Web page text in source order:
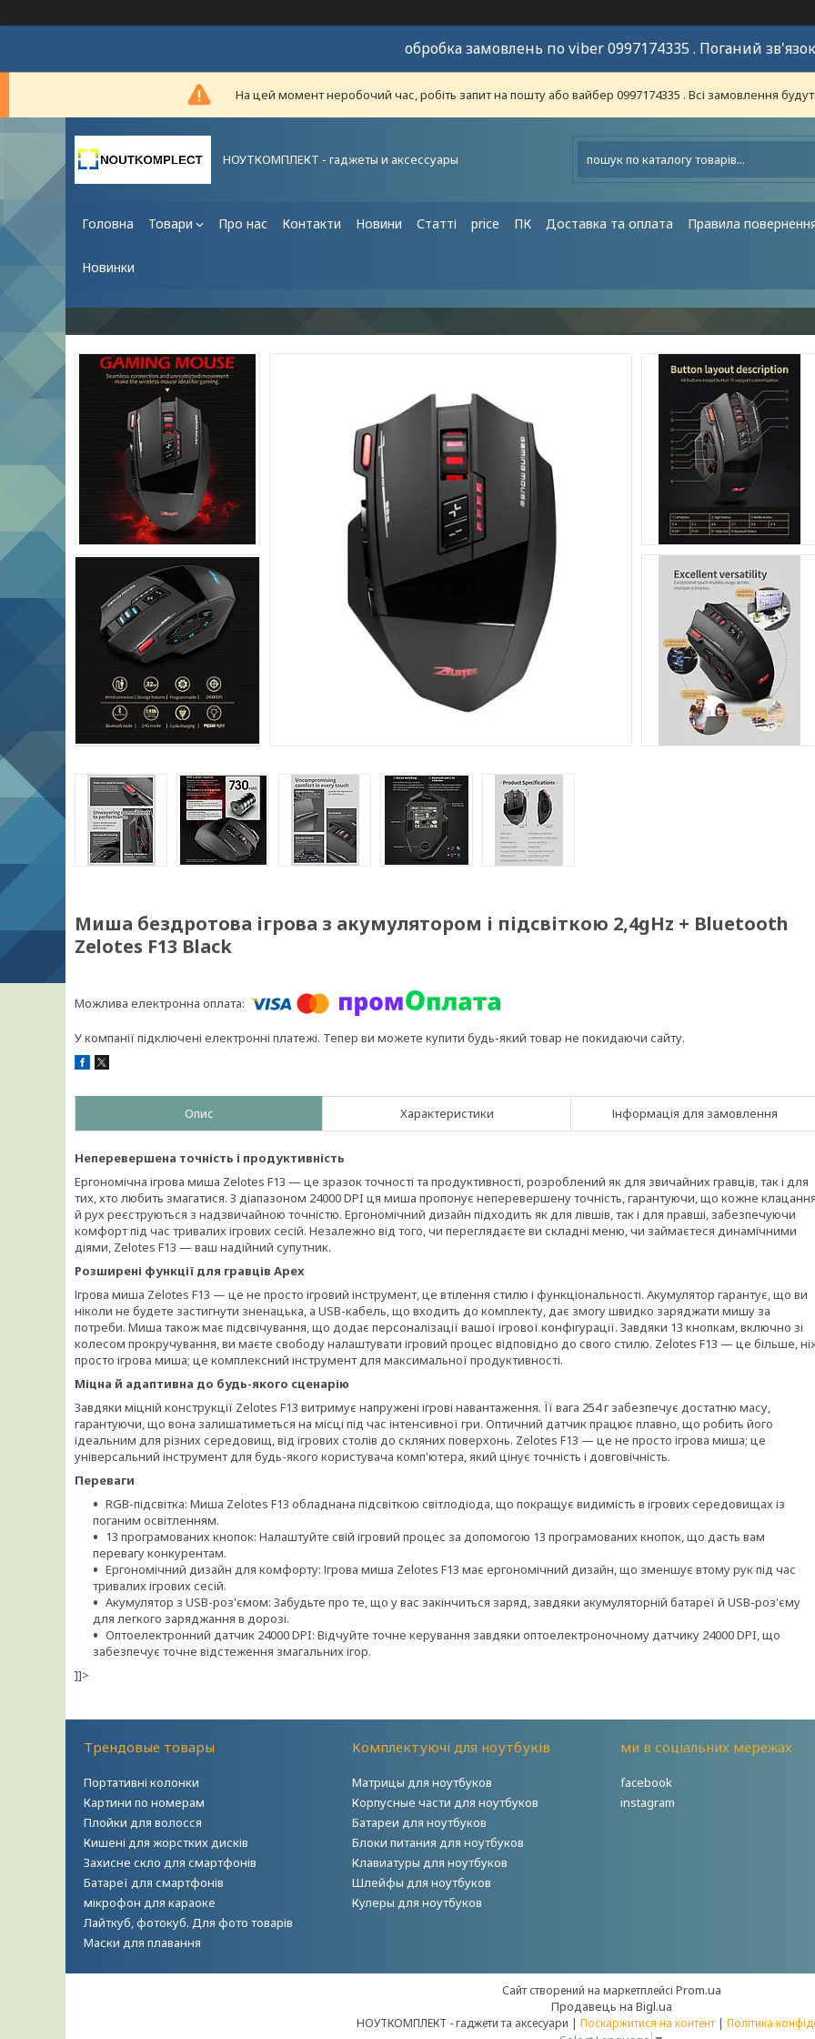
обробка замовлень по viber 0997174335 . Поганий
На цей момент неробочий час, робіть запит на пошту або вайбер 0997174335 . Всі замовлення
НОУТКОМПЛЕКТ - гаджеты и аксессуары
Головна Товари Про нас Контакти Новини Статті price ПК Доставка та оплата Правила
Новинки
Миша бездротова ігрова з акумулятором і підсвіткою 2,4gHz + Bluetooth
Zelotes F13 Black
У компанії підключені електронні платежі. Тепер ви можете купити будь-який товар не покидаючи сайту.
Опис Характеристики Інформація для замовлення
Неперевершена точність і продуктивність
Ергономічна ігрова миша Zelotes F13 — це зразок точності та продуктивності, розроблений як для звичайних гравців, так і для
тих, хто любить змагатися. З діапазоном 24000 DPI ця миша пропонує неперевершену точність, гарантуючи, що кожне
й рух реєструються з надзвичайною точністю. Ергономічний дизайн підходить як для лівшів, так і для правші, забезпечуючи
комфорт під час тривалих ігрових сесій. Незалежно від того, чи переглядаєте ви складні меню, чи займаєтеся динамічними
діями, Zelotes F13 — ваш надійний супутник.
Розширені функції для гравців Apex
Ігрова миша Zelotes F13 — це не просто ігровий інструмент, це втілення стилю і функціональності. Акумулятор гарантує, що ви
ніколи не будете застигнути зненацька, а USB-кабель, що входить до комплекту, дає змогу швидко заряджати мишу за
потреби. Миша також має підсвічування, що додає персоналізації вашої ігрової конфігурації. Завдяки 13 кнопкам, включно зі
колесом прокручування, ви маєте свободу налаштувати ігровий процес відповідно до свого стилю. Zelotes F13 — це більше,
просто ігрова миша; це комплексний інструмент для максимальної продуктивності.
Міцна й адаптивна до будь-якого сценарію
Завдяки міцній конструкції Zelotes F13 витримує напружені ігрові навантаження. Її вага 254 г забезпечує достатню масу,
гарантуючи, що вона залишатиметься на місці під час інтенсивної гри. Оптичний датчик працює плавно, що робить його
ідеальним для різних середовищ, від ігрових столів до скляних поверхонь. Zelotes F13 — це не просто ігрова миша; це
універсальний інструмент для будь-якого користувача комп'ютера, який цінує точність і довговічність.
Переваги
RGB-підсвітка: Миша Zelotes F13 обладнана підсвіткою світлодіода, що покращує видимість в ігрових середовищах із
поганим освітленням.
13 програмованих кнопок: Налаштуйте свій ігровий процес за допомогою 13 програмованих кнопок, що дасть вам
перевагу конкурентам.
Ергономічний дизайн для комфорту: Ігрова миша Zelotes F13 має ергономічний дизайн, що зменшує втому рук під час
тривалих ігрових сесій.
Акумулятор з USB-роз'ємом: Забудьте про те, що у вас закінчиться заряд, завдяки акумуляторній батареї й USB-роз'єму
для легкого заряджання в дорозі.
Оптоелектронний датчик 24000 DPI: Відчуйте точне керування завдяки оптоелектроночному датчику 24000 DPI, що
забезпечує точне відстеження змагальних ігор.
]]>
Трендовые товары
Портативні колонки
Картини по номерам
Плойки для волосся
Кишені для жорстких дисків
Захисне скло для смартфонів
Батареї для смартфонів
мікрофон для караоке
Лайткуб, фотокуб. Для фото товарів
Маски для плавання
Комплектуючі для ноутбуків
Матрицы для ноутбуков
Корпусные части для ноутбуков
Батареи для ноутбуков
Блоки питания для ноутбуков
Клавиатуры для ноутбуков
Шлейфы для ноутбуков
Кулеры для ноутбуков
ми в соціальних мережах
facebook
instagram
Сайт створений на маркетплейсі Prom.ua
Продавець на Bigl.ua
НОУТКОМПЛЕКТ - гаджети та аксесуари | Поскаржитися на контент | Політика